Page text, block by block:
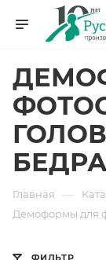
Главная —
Демоформы для
ФИЛЬТР